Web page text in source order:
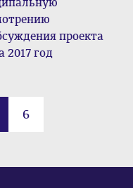
проекта
год
6